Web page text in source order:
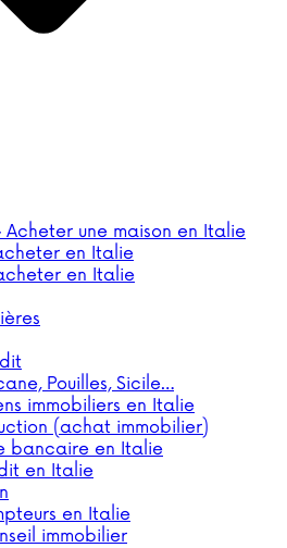
une maison en Italie
en Italie
en Italie
Pouilles, Sicile…
immobiliers en Italie
(achat immobilier)
bancaire en Italie
en Italie
en Italie
immobilier